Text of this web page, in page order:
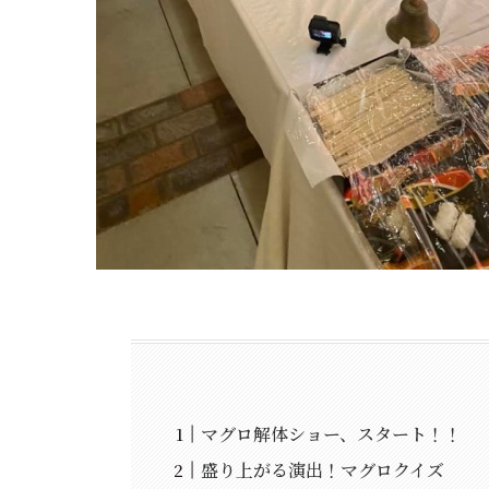
マグロ解体ショー、スタート！！
盛り上がる演出！マグロクイズ